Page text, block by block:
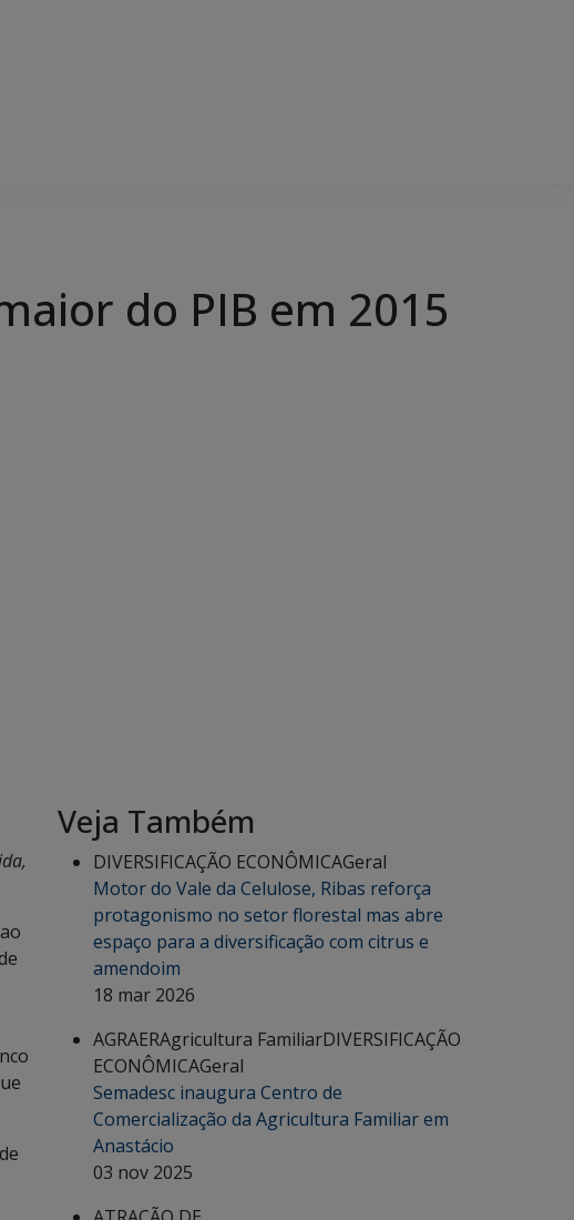
do PIB em 2015
Veja Também
DIVERSIFICAÇÃO ECONÔMICAGeral
Motor do Vale da Celulose, Ribas reforça
protagonismo no setor florestal mas abre
espaço para a diversificação com citrus e
amendoim
18 mar 2026
AGRAERAgricultura FamiliarDIVERSIFICAÇÃO
ECONÔMICAGeral
Semadesc inaugura Centro de
Comercialização da Agricultura Familiar em
Anastácio
03 nov 2025